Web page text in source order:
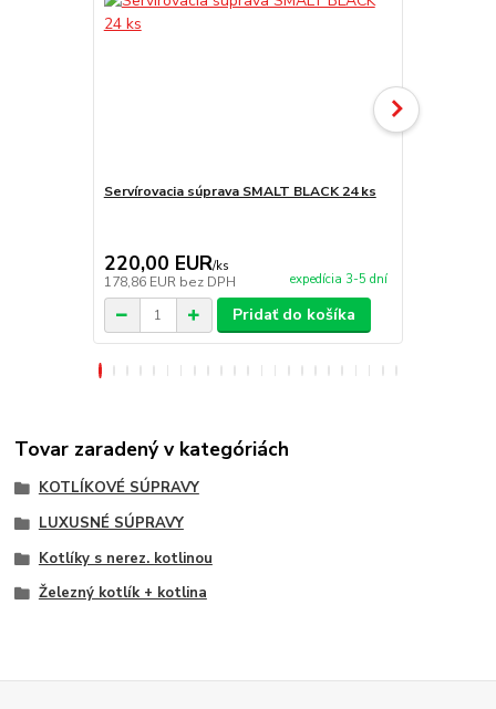
Servírovacia súprava SMALT BLACK 24 ks
220,00 EUR/ks
178,86 EUR bez DPH expedícia 3-5 dní
Pridať do košíka
Tovar zaradený v kategóriách
KOTLÍKOVÉ SÚPRAVY
LUXUSNÉ SÚPRAVY
Kotlíky s nerez. kotlinou
Železný kotlík + kotlina